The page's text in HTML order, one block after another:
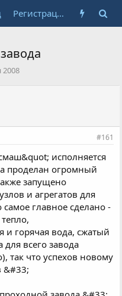
Регистрация
#161
исполняется
проделан огромный
запущено
и агрегатов для
главное сделано -
горячая вода, сжатый
для всего завода
так что успехов новому
&#33;